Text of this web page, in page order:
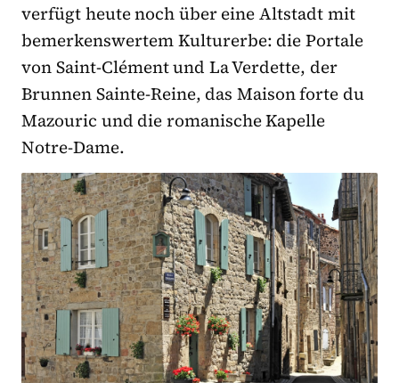
verfügt heute noch über eine Altstadt mit
bemerkenswertem Kulturerbe: die Portale
von Saint-Clément und La Verdette, der
Brunnen Sainte-Reine, das Maison forte du
Mazouric und die romanische Kapelle
Notre-Dame.